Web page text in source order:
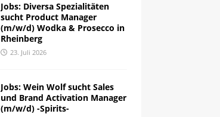
Jobs: Diversa Spezialitäten
sucht Product Manager
(m/w/d) Wodka & Prosecco in
Rheinberg
23. Juli 2026
Jobs: Wein Wolf sucht Sales
und Brand Activation Manager
(m/w/d) -Spirits-